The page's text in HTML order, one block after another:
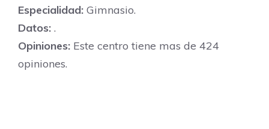
Especialidad: Gimnasio.
Datos: .
Opiniones: Este centro tiene mas de 424
opiniones.